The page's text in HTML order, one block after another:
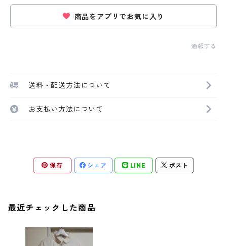
商品をアプリでお気に入り
通報する
送料・配送方法について
お支払い方法について
保存 シェア LINE ポスト
最近チェックした商品